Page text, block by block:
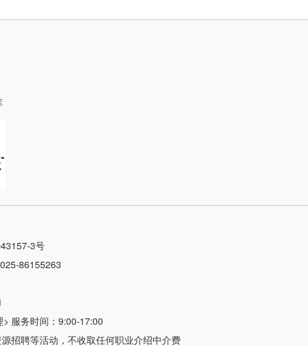
3号
86155263
服务时间：9:00-17:00
招聘等活动，不收取任何职业介绍中介费